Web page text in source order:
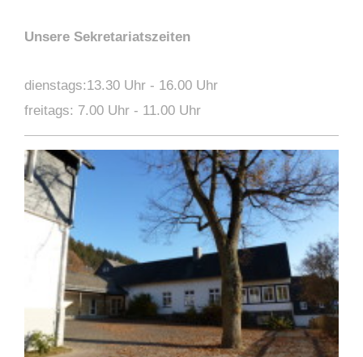
Unsere Sekretariatszeiten
dienstags:13.30 Uhr - 16.00 Uhr
freitags: 7.00 Uhr - 11.00 Uhr